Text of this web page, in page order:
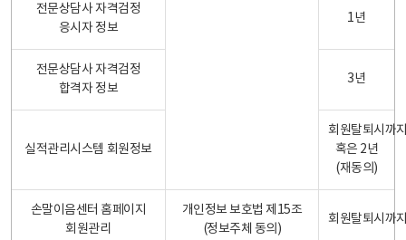
전문상담사 자격검정
응시자 정보
1년
전문상담사 자격검정
합격자 정보
3년
실적관리시스템 회원정보
회원탈퇴시까
혹은 2년
(재동의)
손말이음센터 홈페이지
회원관리
개인정보 보호법 제15조
(정보주체 동의)
회원탈퇴시까